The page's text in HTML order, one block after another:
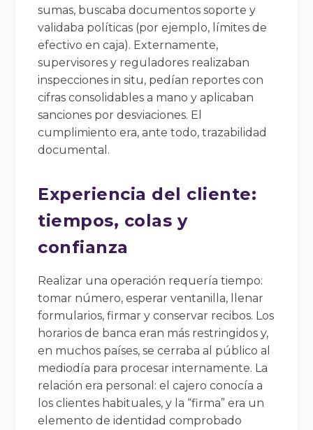
sumas, buscaba documentos soporte y
validaba políticas (por ejemplo, límites de
efectivo en caja). Externamente,
supervisores y reguladores realizaban
inspecciones in situ, pedían reportes con
cifras consolidables a mano y aplicaban
sanciones por desviaciones. El
cumplimiento era, ante todo, trazabilidad
documental.
Experiencia del cliente:
tiempos, colas y
confianza
Realizar una operación requería tiempo:
tomar número, esperar ventanilla, llenar
formularios, firmar y conservar recibos. Los
horarios de banca eran más restringidos y,
en muchos países, se cerraba al público al
mediodía para procesar internamente. La
relación era personal: el cajero conocía a
los clientes habituales, y la “firma” era un
elemento de identidad comprobado